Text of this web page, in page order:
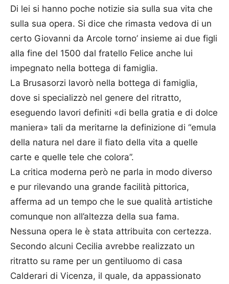
Di lei si hanno poche notizie sia sulla sua vita che
sulla sua opera. Si dice che rimasta vedova di un
certo Giovanni da Arcole torno’ insieme ai due figli
alla fine del 1500 dal fratello Felice anche lui
impegnato nella bottega di famiglia.
La Brusasorzi lavorò nella bottega di famiglia,
dove si specializzò nel genere del ritratto,
eseguendo lavori definiti «di bella gratia e di dolce
maniera» tali da meritarne la definizione di “emula
della natura nel dare il fiato della vita a quelle
carte e quelle tele che colora”.
La critica moderna però ne parla in modo diverso
e pur rilevando una grande facilità pittorica,
afferma ad un tempo che le sue qualità artistiche
comunque non all’altezza della sua fama.
Nessuna opera le è stata attribuita con certezza.
Secondo alcuni Cecilia avrebbe realizzato un
ritratto su rame per un gentiluomo di casa
Calderari di Vicenza, il quale, da appassionato